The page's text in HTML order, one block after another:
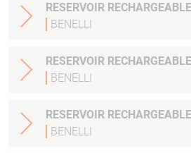
RESERVOIR
BENELLI
BENELLI
BENELLI